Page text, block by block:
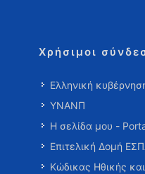
Χρήσιμοι
Ελληνική
ΥΝΑΝΠ
Η σελίδα μου -
Επιτελική Δομή
Κώδικας Ηθικής